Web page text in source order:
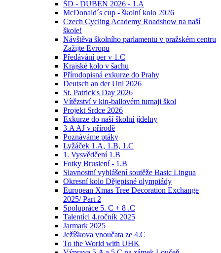
ŠD - DUBEN 2026 - 1.A
McDonald´s cup - školní kolo 2026
Czech Cycling Academy Roadshow na naší
škole!
Návštěva školního parlamentu v pražském centru
Zažijte Evropu
Předávání per v 1.C
Krajské kolo v šachu
Přírodopisná exkurze do Prahy
Deutsch an der Uni 2026
St. Patrick's Day 2026
Vítězství v kin-ballovém turnaji škol
Projekt Srdce 2026
Exkurze do naší školní jídelny
3.A AJ v přírodě
Poznáváme ptáky
Lyžáček 1.A, 1.B, 1.C
1. Vysvědčení 1.B
Fotky Bruslení - 1.B
Slavnostní vyhlášení soutěže Basic Lingua
Okresní kolo Dějepisné olympiády
European Xmas Tree Decoration Exchange
2025/ Part 2
Spolupráce 5. C + 8 .C
Talentíci 4.ročník 2025
Jarmark 2025
Ježíškova vnoučata ze 4.C
To the World with UHK